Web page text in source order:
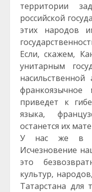
территории
российской
этих народов
Если, скажем,
унитарным
приведет к
языка,
останется их
У нас же в
Исчезновение
это
культур,
Татарстана для